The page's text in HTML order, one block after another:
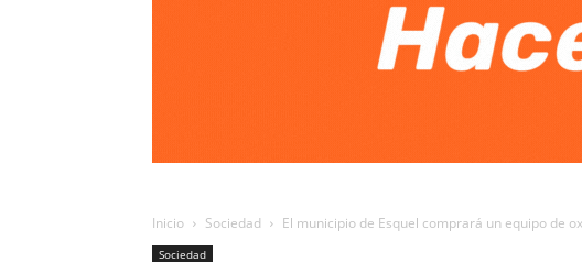
Inicio Sociedad El municipio de Esquel comprará un equipo de
Sociedad